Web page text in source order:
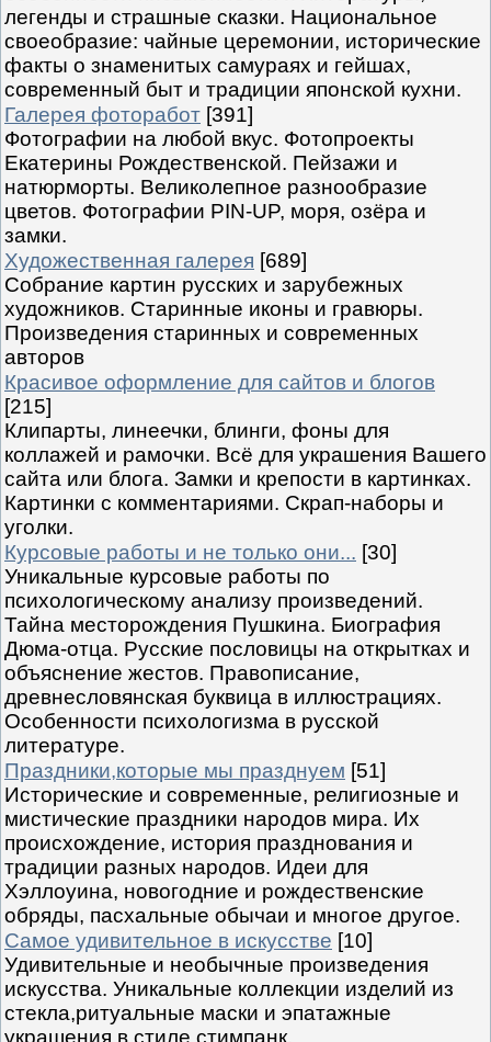
легенды и страшные сказки. Национальное
своеобразие: чайные церемонии, исторические
факты о знаменитых самураях и гейшах,
современный быт и традиции японской кухни.
Галерея фоторабот [391]
Фотографии на любой вкус. Фотопроекты
Екатерины Рождественской. Пейзажи и
натюрморты. Великолепное разнообразие
цветов. Фотографии PIN-UP, моря, озёра и
замки.
Художественная галерея [689]
Собрание картин русских и зарубежных
художников. Старинные иконы и гравюры.
Произведения старинных и современных
авторов
Красивое оформление для сайтов и блогов
[215]
Клипарты, линеечки, блинги, фоны для
коллажей и рамочки. Всё для украшения Вашего
сайта или блога. Замки и крепости в картинках.
Картинки с комментариями. Скрап-наборы и
уголки.
Курсовые работы и не только они... [30]
Уникальные курсовые работы по
психологическому анализу произведений.
Тайна месторождения Пушкина. Биография
Дюма-отца. Русские пословицы на открытках и
объяснение жестов. Правописание,
древнесловянская буквица в иллюстрациях.
Особенности психологизма в русской
литературе.
Праздники,которые мы празднуем [51]
Исторические и современные, религиозные и
мистические праздники народов мира. Их
происхождение, история празднования и
традиции разных народов. Идеи для
Хэллоуина, новогодние и рождественские
обряды, пасхальные обычаи и многое другое.
Самое удивительное в искусстве [10]
Удивительные и необычные произведения
искусства. Уникальные коллекции изделий из
стекла,ритуальные маски и эпатажные
украшения в стиле стимпанк.